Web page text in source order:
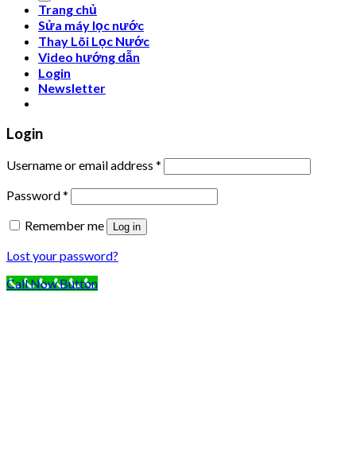
Trang chủ
Sửa máy lọc nước
Thay Lõi Lọc Nước
Video hướng dẫn
Login
Newsletter
Login
Username or email address *
Password*
Remember me
Log in
Lost your password?
Call Now Button